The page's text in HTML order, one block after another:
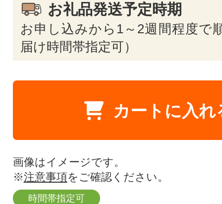
お礼品発送予定時期
お申し込みから1～2週間程度で
届け時間帯指定可）
カートに入れ
画像はイメージです。
※注意事項をご確認ください。
時間帯指定可